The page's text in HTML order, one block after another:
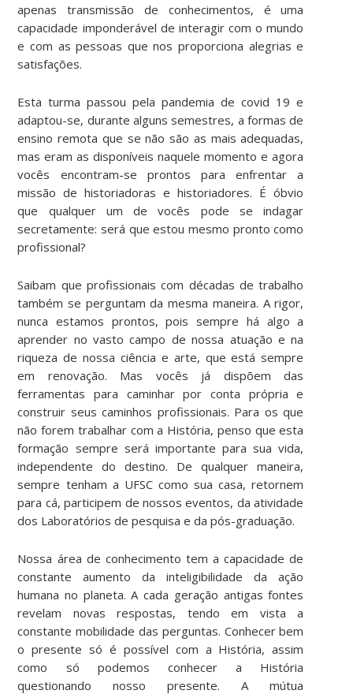
apenas transmissão de conhecimentos, é uma
capacidade imponderável de interagir com o mundo
e com as pessoas que nos proporciona alegrias e
satisfações.
Esta turma passou pela pandemia de covid 19 e
adaptou-se, durante alguns semestres, a formas de
ensino remota que se não são as mais adequadas,
mas eram as disponíveis naquele momento e agora
vocês encontram-se prontos para enfrentar a
missão de historiadoras e historiadores. É óbvio
que qualquer um de vocês pode se indagar
secretamente: será que estou mesmo pronto como
profissional?
Saibam que profissionais com décadas de trabalho
também se perguntam da mesma maneira. A rigor,
nunca estamos prontos, pois sempre há algo a
aprender no vasto campo de nossa atuação e na
riqueza de nossa ciência e arte, que está sempre
em renovação. Mas vocês já dispõem das
ferramentas para caminhar por conta própria e
construir seus caminhos profissionais. Para os que
não forem trabalhar com a História, penso que esta
formação sempre será importante para sua vida,
independente do destino. De qualquer maneira,
sempre tenham a UFSC como sua casa, retornem
para cá, participem de nossos eventos, da atividade
dos Laboratórios de pesquisa e da pós-graduação.
Nossa área de conhecimento tem a capacidade de
constante aumento da inteligibilidade da ação
humana no planeta. A cada geração antigas fontes
revelam novas respostas, tendo em vista a
constante mobilidade das perguntas. Conhecer bem
o presente só é possível com a História, assim
como só podemos conhecer a História
questionando nosso presente. A mútua